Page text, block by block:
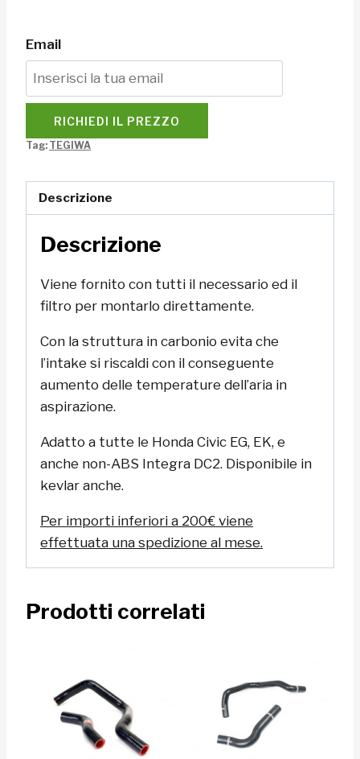
Email
RICHIEDI IL PREZZO
Tag: TEGIWA
Descrizione
Descrizione
Viene fornito con tutti il necessario ed il
filtro per montarlo direttamente.
Con la struttura in carbonio evita che
l’intake si riscaldi con il conseguente
aumento delle temperature dell’aria in
aspirazione.
Adatto a tutte le Honda Civic EG, EK, e
anche non-ABS Integra DC2. Disponibile in
kevlar anche.
Per importi inferiori a 200€ viene
effettuata una spedizione al mese.
Prodotti correlati